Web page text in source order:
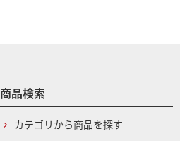
商品検索
カテゴリから商品を探す